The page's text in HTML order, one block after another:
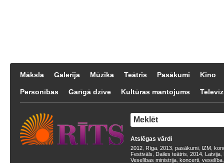
Māksla Galerija Mūzika Teātris Pasākumi Kino
Personības Garīgā dzīve Kultūras mantojums
Atslēgas vārdi
2012 Rīga 2013 pasākumi IZM
Festivāls
Dailes teātris 2014 Latvija
Veselības ministrija koncerti veselība